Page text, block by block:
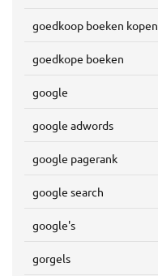
goedkoop boeken kopen
goedkope boeken
google
google adwords
google pagerank
google search
google's
gorgels